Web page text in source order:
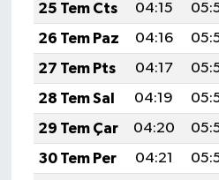
25 Tem Cts
04:15
26 Tem Paz
04:16
27 Tem Pts
04:17
28 Tem Sal
04:19
29 Tem Çar
04:20
30 Tem Per
04:21